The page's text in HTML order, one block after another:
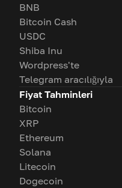
BNB
Bitcoin Cash
USDC
Shiba Inu
Wordpress'te
Telegram aracılığıyla
Fiyat Tahminleri
Bitcoin
XRP
Ethereum
Solana
Litecoin
Dogecoin